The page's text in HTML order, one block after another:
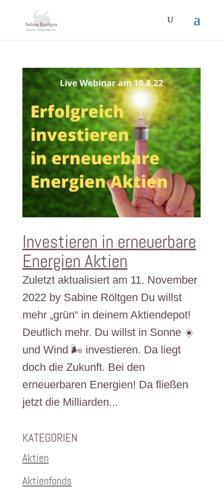
Investieren in erneuerbare
Energien Aktien
Zuletzt aktualisiert am 11. November
2022 by Sabine Röltgen Du willst
mehr „grün“ in deinem Aktiendepot!
Deutlich mehr. Du willst in Sonne ☀️
und Wind 🌬️ investieren. Da liegt
doch die Zukunft. Bei den
erneuerbaren Energien! Da fließen
jetzt die Milliarden...
KATEGORIEN
Aktien
Aktienfonds